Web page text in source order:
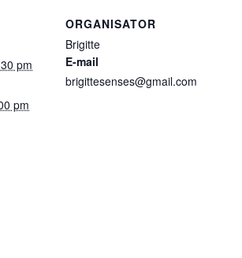
pm
pm
ORGANISATOR
Brigitte
E-mail
brigittesenses@gmail.com